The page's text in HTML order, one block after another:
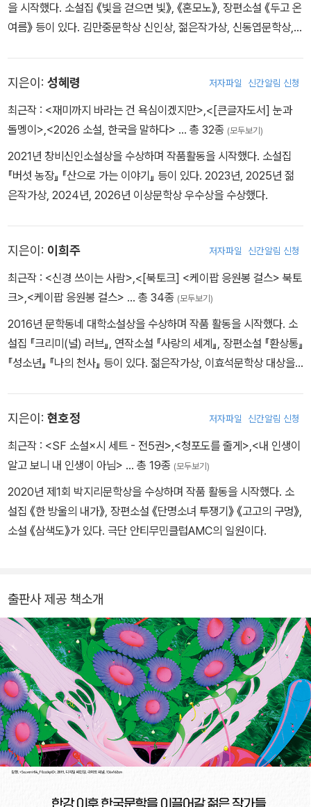
을 시작했다. 소설집 《빛을 걷으면 빛》, 《혼모노》, 장편소설 《두고 온
여름》 등이 있다. 김만중문학상 신인상, 젊은작가상, 신동엽문학상,
지은이: 성혜령 저자파일 신간알림 신청
최근작 : <재미까지 바라는 건 욕심이겠지만>,<[큰글자도서] 눈과
돌멩이>,<2026 소설, 한국을 말하다> … 총 32종 (모두보기)
2021년 창비신인소설상을 수상하며 작품활동을 시작했다. 소설집
『버섯 농장』 『산으로 가는 이야기』 등이 있다. 2023년, 2025년 젊
은작가상, 2024년, 2026년 이상문학상 우수상을 수상했다.
지은이: 이희주 저자파일 신간알림 신청
최근작 : <신경 쓰이는 사람>,<[북토크] <케이팝 응원봉 걸스> 북토
크>,<케이팝 응원봉 걸스> … 총 34종 (모두보기)
2016년 문학동네 대학소설상을 수상하며 작품 활동을 시작했다. 소
설집 『크리미(널) 러브』, 연작소설 『사랑의 세계』, 장편소설 『환상통』
『성소년』 『나의 천사』 등이 있다. 젊은작가상, 이효석문학상 대상을
지은이: 현호정 저자파일 신간알림 신청
최근작 : <SF 소설×시 세트 - 전5권>,<청포도를 줄게>,<내 인생이
알고 보니 내 인생이 아님> … 총 19종 (모두보기)
2020년 제1회 박지리문학상을 수상하며 작품 활동을 시작했다. 소
설집 《한 방울의 내가》, 장편소설 《단명소녀 투쟁기》 《고고의 구멍》,
소설 《삼색도》가 있다. 극단 안티무민클럽AMC의 일원이다.
출판사 제공 책소개